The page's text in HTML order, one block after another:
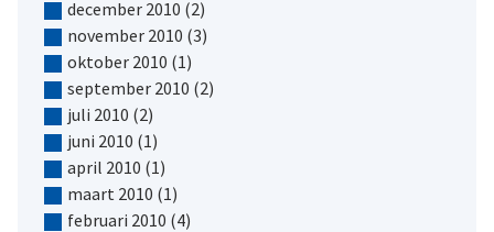
december 2010 (2)
november 2010 (3)
oktober 2010 (1)
september 2010 (2)
juli 2010 (2)
juni 2010 (1)
april 2010 (1)
maart 2010 (1)
februari 2010 (4)